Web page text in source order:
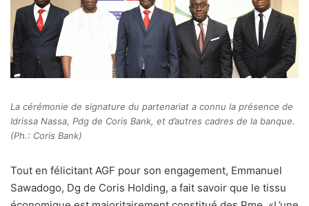
La cérémonie de signature du partenariat a connu la présence de
Idrissa Nassa, Pdg de Coris Bank, et d’autres cadres de la banque.
(Ph.: Coris Bank)
Tout en félicitant AGF pour son engagement, Emmanuel
Sawadogo, Dg de Coris Holding, a fait savoir que le tissu